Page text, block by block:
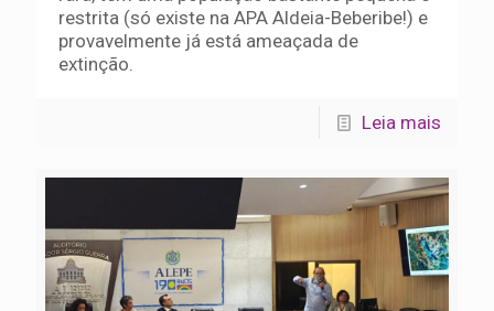
restrita (só existe na APA Aldeia-Beberibe!) e
provavelmente já está ameaçada de
extinção.
Leia mais